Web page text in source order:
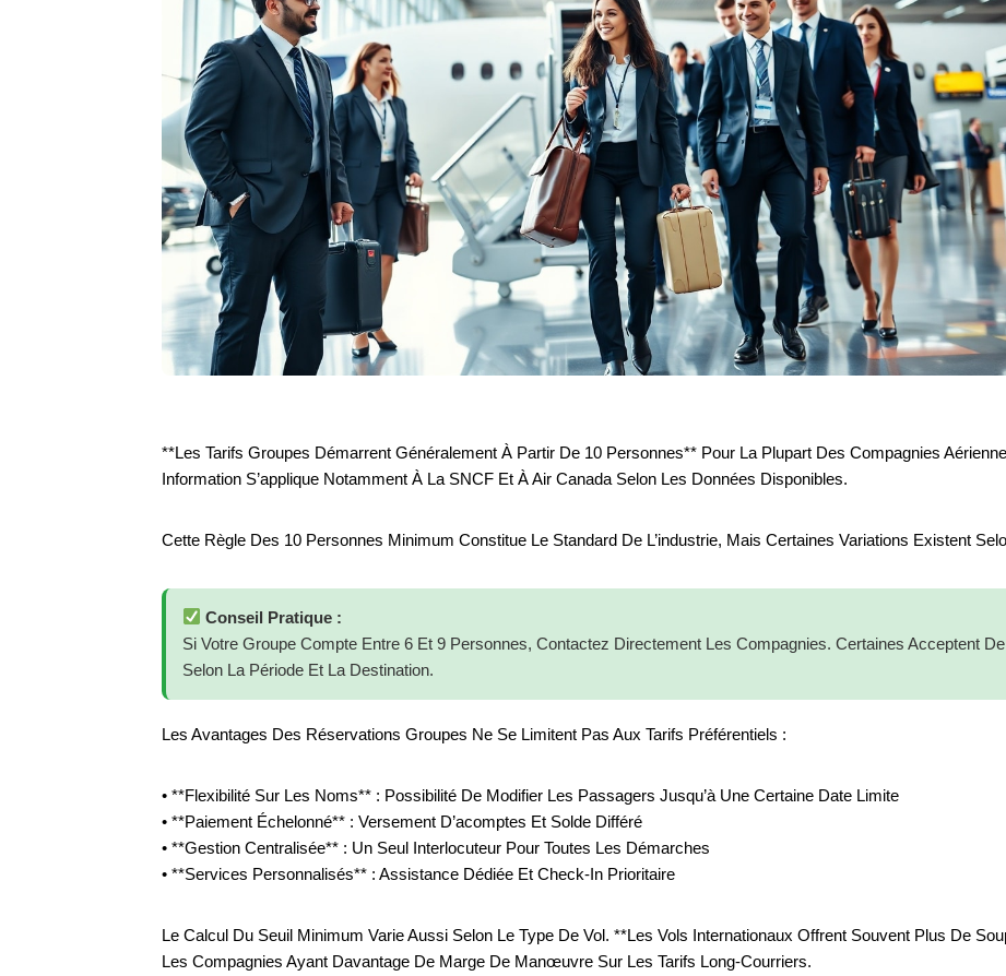
**Les Tarifs Groupes Démarrent Généralement À Partir De 10 Personnes** Pour La Plupart Des Compagnies
Information S’applique Notamment À La SNCF Et À Air Canada Selon Les Données Disponibles.
Cette Règle Des 10 Personnes Minimum Constitue Le Standard De L’industrie, Mais Certaines Variations Existent
Conseil Pratique :
Si Votre Groupe Compte Entre 6 Et 9 Personnes, Contactez Directement Les Compagnies. Certaines Acceptent
Selon La Période Et La Destination.
Les Avantages Des Réservations Groupes Ne Se Limitent Pas Aux Tarifs Préférentiels :
• **Flexibilité Sur Les Noms** : Possibilité De Modifier Les Passagers Jusqu’à Une Certaine Date Limite
• **Paiement Échelonné** : Versement D’acomptes Et Solde Différé
• **Gestion Centralisée** : Un Seul Interlocuteur Pour Toutes Les Démarches
• **Services Personnalisés** : Assistance Dédiée Et Check-In Prioritaire
Le Calcul Du Seuil Minimum Varie Aussi Selon Le Type De Vol. **Les Vols Internationaux Offrent Souvent Plus De
Les Compagnies Ayant Davantage De Marge De Manœuvre Sur Les Tarifs Long-Courriers.